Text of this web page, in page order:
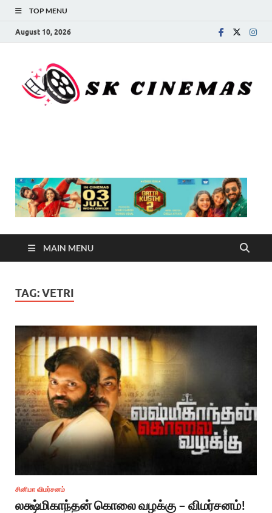
TOP MENU
August 10, 2026
MAIN MENU
TAG:VETRI
சினிமா விமர்சனம்
லக்ஷ்மிகாந்தன் கொலை வழக்கு – விமர்சனம்!